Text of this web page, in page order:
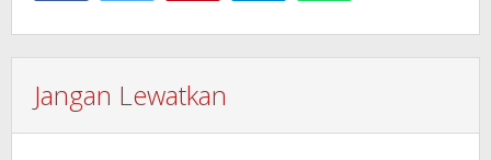
Jangan Lewatkan